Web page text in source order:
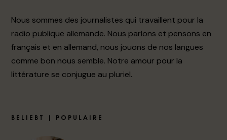
Nous sommes des journalistes qui travaillent pour la
radio publique allemande. Nous parlons et pensons en
français et en allemand, nous jouons de nos langues
comme bon nous semble. Notre amour pour la
littérature se conjugue au pluriel.
BELIEBT | POPULAIRE